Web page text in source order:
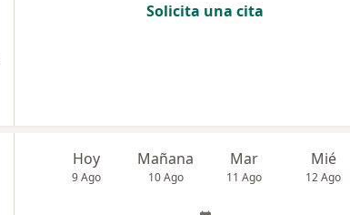
Solicita una cita
Hoy
9 Ago
Mañana
10 Ago
Mar
11 Ago
Mié
12 Ago